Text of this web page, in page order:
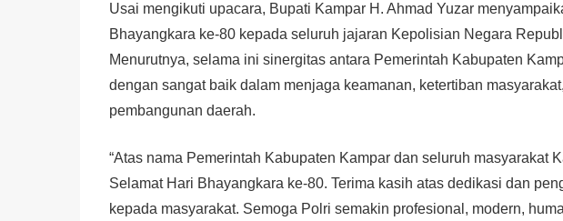
Usai mengikuti upacara, Bupati Kampar H. Ahmad Yuzar
Bhayangkara ke-80 kepada seluruh jajaran Kepolisian Negara
Menurutnya, selama ini sinergitas antara Pemerintah Kabupaten
dengan sangat baik dalam menjaga keamanan, ketertiban
pembangunan daerah.
“Atas nama Pemerintah Kabupaten Kampar dan seluruh masyarakat
Selamat Hari Bhayangkara ke-80. Terima kasih atas dedikasi dan
kepada masyarakat. Semoga Polri semakin profesional, modern,